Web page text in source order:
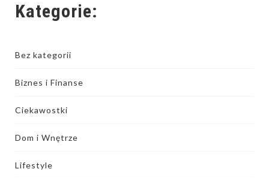
Kategorie:
Bez kategorii
Biznes i Finanse
Ciekawostki
Dom i Wnętrze
Lifestyle